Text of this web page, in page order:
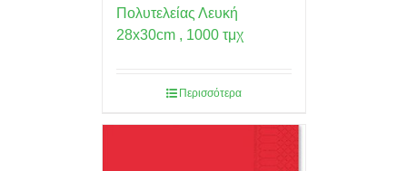
Πολυτελείας Λευκή
28x30cm , 1000 τμχ
Περισσότερα